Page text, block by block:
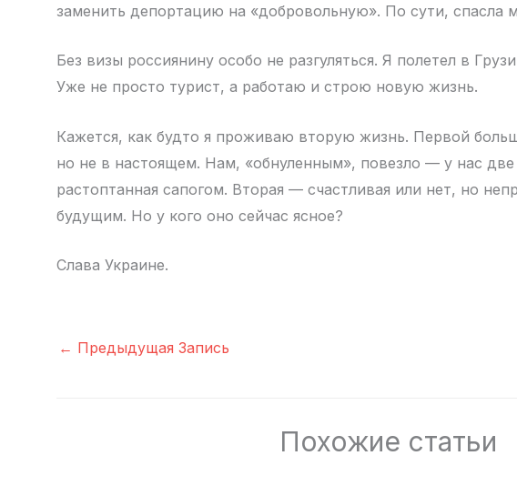
заменить депортацию на «добровольную». По сути, спасла
Без визы россиянину особо не разгуляться. Я полетел в
Уже не просто турист, а работаю и строю новую жизнь.
Кажется, как будто я проживаю вторую жизнь. Первой
но не в настоящем. Нам, «обнуленным», повезло — у нас
растоптанная сапогом. Вторая — счастливая или нет, но
будущим. Но у кого оно сейчас ясное?
Слава Украине.
← Предыдущая Запись
Похожие статьи